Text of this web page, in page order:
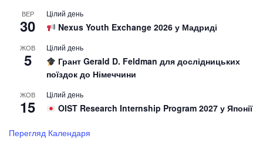
ВЕР
30
Цілий день
Nexus Youth Exchange 2026 у Мадриді
ЖОВ
5
Цілий день
Грант Gerald D. Feldman для дослідницьких
поїздок до Німеччини
ЖОВ
15
Цілий день
OIST Research Internship Program 2027 у Японії
Перегляд Календаря